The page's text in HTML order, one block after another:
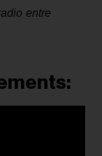
entre